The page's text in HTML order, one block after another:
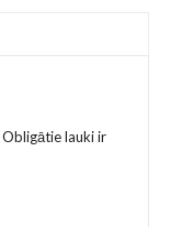
Obligātie lauki ir